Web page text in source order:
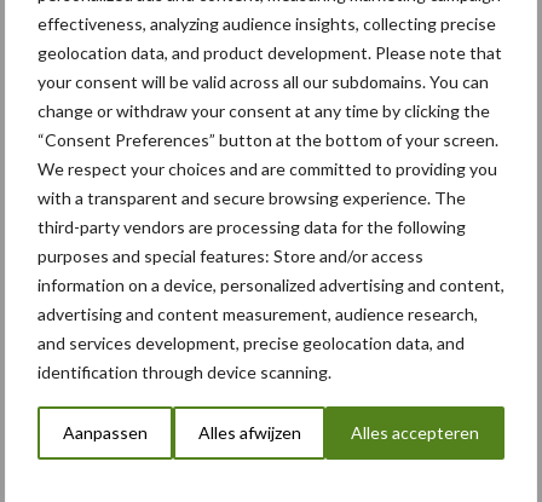
effectiveness, analyzing audience insights, collecting precise
geolocation data, and product development. Please note that
your consent will be valid across all our subdomains. You can
change or withdraw your consent at any time by clicking the
“Consent Preferences” button at the bottom of your screen.
We respect your choices and are committed to providing you
with a transparent and secure browsing experience. The
third-party vendors are processing data for the following
purposes and special features: Store and/or access
information on a device, personalized advertising and content,
advertising and content measurement, audience research,
and services development, precise geolocation data, and
identification through device scanning.
Aanpassen Alles afwijzen Alles accepteren
komen mogelijkheden tot verbetering in beeld. Duurzaamheid is
niet alleen een West Europees thema maar zal ook in Azië en
andere opkomende economieën steeds belangrijker worden.
Door voorop te lopen in deze ontwikkeling kan Nederland
Bron:ABN AMRO, 16-11-2018
Aanbevolen voor jou!
“Hoge verwachtingen van
schijven voor kouters”